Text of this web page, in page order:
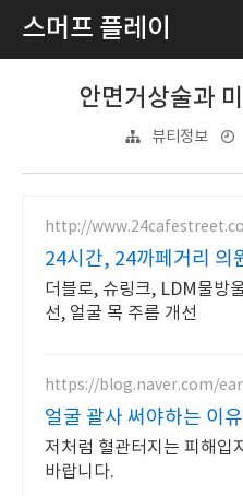
스머프 플레이
안면거상술과
뷰티정보
http://
24시간, 24까페거리 의
더블로, 슈링크, LDM물방
선, 얼굴 목 주름 개선
https://blog.naver.com/
얼굴 괄사 써야하는 이유
저처럼 혈관터지는 피해입
바랍니다.